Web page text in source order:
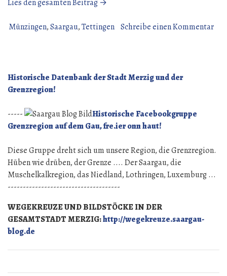
Lies den gesamten Beitrag →
Recht
1803“
Münzingen,Saargau,Tettingen Schreibe einen Kommentarzu
Historische Datenbank der Stadt Merzig und der
Grenzregion!
-----
Historische Facebookgruppe
Grenzregion auf dem Gau, fre.ier onn haut!
Diese Gruppe dreht sich um unsere Region, die Grenzregion.
Hüben wie drüben, der Grenze .... Der Saargau, die
Muschelkalkregion, das Niedland, Lothringen, Luxemburg ...
-------------------------------------
WEGEKREUZE UND BILDSTÖCKE IN DER
GESAMTSTADT MERZIG:http://wegekreuze.saargau-
blog.de